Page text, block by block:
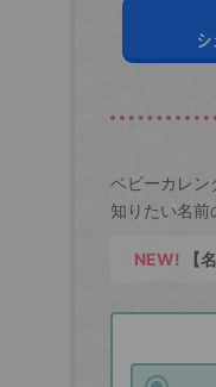
シ
ベビーカレン
知りたい名
NEW! 【